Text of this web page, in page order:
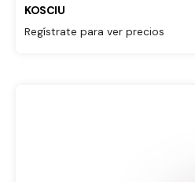
KOSCIU
Regístrate para ver precios